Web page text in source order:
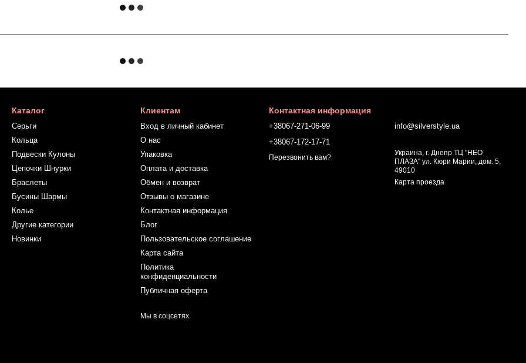
Каталог
Серьги
Кольца
Подвески Кулоны
Цепочки Шнурки
Браслеты
Бусины Шармы
Колье
Другие категории
Новинки
Клиентам
Вход в личный кабинет
О нас
Упаковка
Оплата и доставка
Обмен и возврат
Отзывы о магазине
Контактная информация
Блог
Пользовательское соглашение
Карта сайта
Политика
конфиденциальности
Публичная оферта
Мы в соцсетях
Контактная информация
+38067-271-06-99
+38067-172-17-71
Перезвонить вам?
info@silverstyle.ua
Украина, г. Днепр ТЦ "НЕО
ПЛАЗА" ул. Кюри Марии, дом. 5,
49010
Карта проезда